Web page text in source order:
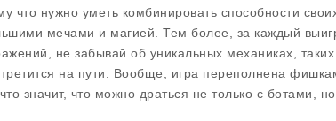
что нужно уметь комбинировать способности
мечами и магией. Тем более, за каждый
не забывай об уникальных механиках,
на пути. Вообще, игра переполнена
значит, что можно драться не только с ботами,